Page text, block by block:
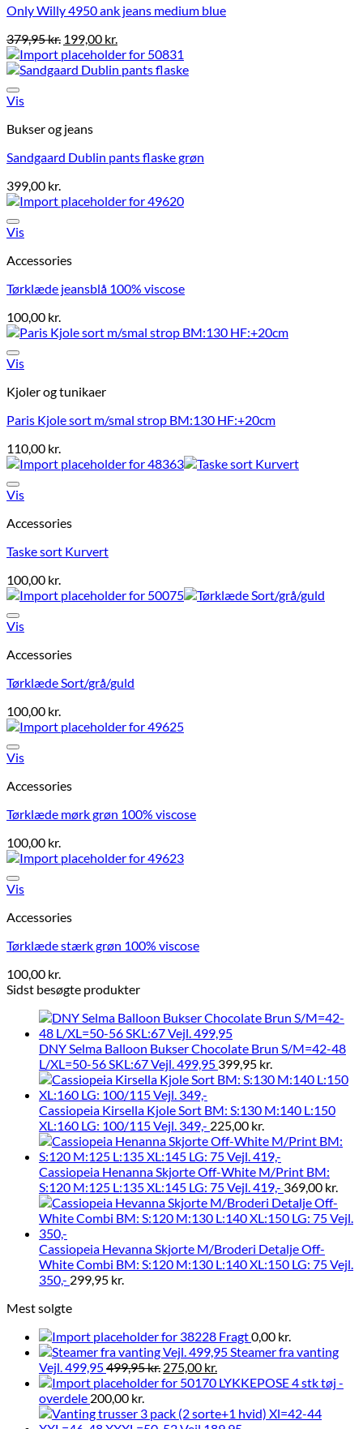
Only Willy 4950 ank jeans medium blue
379,95kr. 199,00 kr.
Vis
Bukser og jeans
Sandgaard Dublin pants flaske grøn
399,00 kr.
Vis
Accessories
Tørklæde jeansblå 100% viscose
100,00 kr.
Vis
Kjoler og tunikaer
Paris Kjole sort m/smal strop BM:130 HF:+20cm
110,00 kr.
Vis
Accessories
Taske sort Kurvert
100,00 kr.
Vis
Accessories
Tørklæde Sort/grå/guld
100,00 kr.
Vis
Accessories
Tørklæde mørk grøn 100% viscose
100,00 kr.
Vis
Accessories
Tørklæde stærk grøn 100% viscose
100,00 kr.
Sidst besøgte produkter
DNY Selma Balloon Bukser Chocolate Brun S/M=42-48
L/XL=50-56 SKL:67 Vejl. 499,95 399,95 kr.
Cassiopeia Kirsella Kjole Sort BM: S:130 M:140 L:150
XL:160 LG: 100/115 Vejl. 349,- 225,00 kr.
Cassiopeia Henanna Skjorte Off-White M/Print BM:
S:120 M:125 L:135 XL:145 LG: 75 Vejl. 419,- 369,00 kr.
Cassiopeia Hevanna Skjorte M/Broderi Detalje Off-
White Combi BM: S:120 M:130 L:140 XL:150 LG: 75 Vejl.
350,- 299,95 kr.
Mest solgte
Fragt0,00 kr.
Steamer fra vanting
Vejl. 499,95499,95kr. 275,00 kr.
LYKKEPOSE 4 stk tøj -
overdele 200,00 kr.